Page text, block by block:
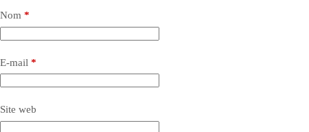
Nom *
E-mail *
Site web